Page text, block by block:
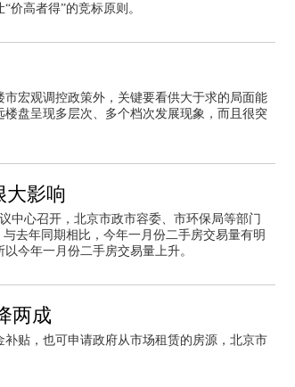
价高者得”的竞标原则。
宏观调控政策外，关键要看供大于求的局面能
盘呈现多层次、多个档次发展现象，而且很突
大影响
中心召开，北京市政市容委、市环保局等部门
去年同期相比，今年一月份二手房交易量有明
今年一月份二手房交易量上升。
两成
贴，也可申请政府从市场租赁的房源，北京市